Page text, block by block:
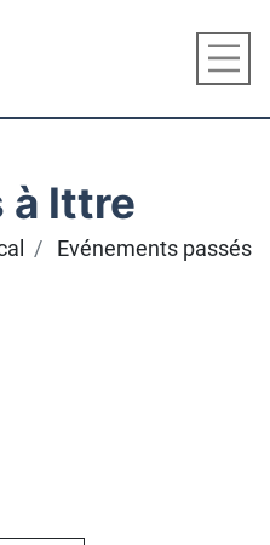
à Ittre
Evénements passés